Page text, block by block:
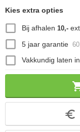
Kies extra opties
Bij afhalen 10,-
5 jaar garantie
Vakkundig laten